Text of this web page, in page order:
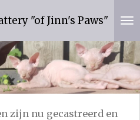
"of Jinn's Paws"
zijn nu gecastreerd en